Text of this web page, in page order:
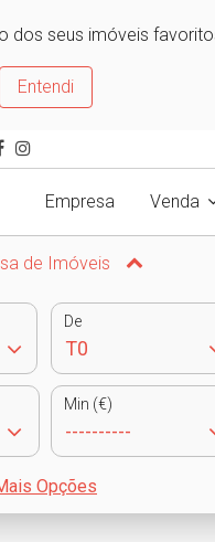
seus imóveis
Entendi
Empresa Venda
de Imóveis
De
Min (€)
Opções